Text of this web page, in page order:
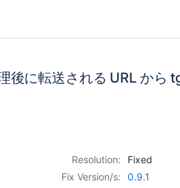
後に転送される URL から
Resolution:
Fixed
Fix Version/s:
0.9.1